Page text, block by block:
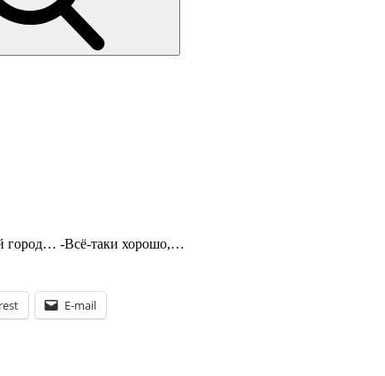
город… -Всё-таки хорошо,…
E-mail